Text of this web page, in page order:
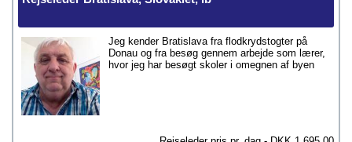
Jeg kender Bratislava fra flodkrydstogter på
Donau og fra besøg gennem arbejde som lærer,
hvor jeg har besøgt skoler i omegnen af byen